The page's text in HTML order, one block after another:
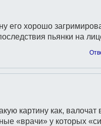
его хорошо
пьянки на
картину как, валочат
«врачи» у которых